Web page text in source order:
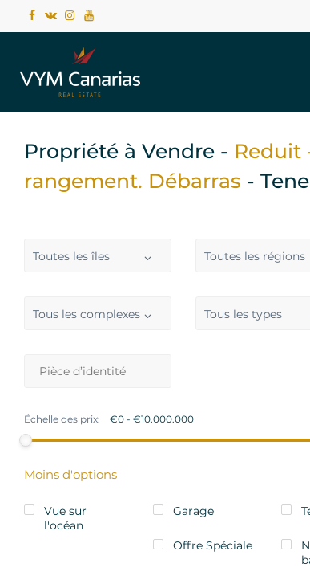
Propriété à Vendre - Reduit
rangement. Débarras -
Toutes les îles Toutes les régions
Tous les complexes Tous les types
Échelle des prix:
Moins d'options
Vue sur
l'océan
Garage
Offre Spéciale